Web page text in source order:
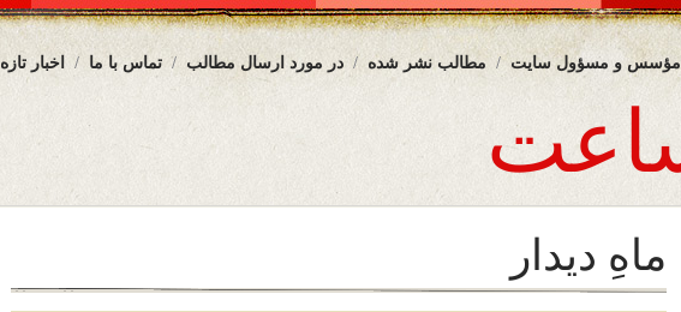
اخبار تازه تماس با ما در مورد ارسال مطالب مطالب نشر شده مؤسس و مسؤول سایت
ماهِ دیدار